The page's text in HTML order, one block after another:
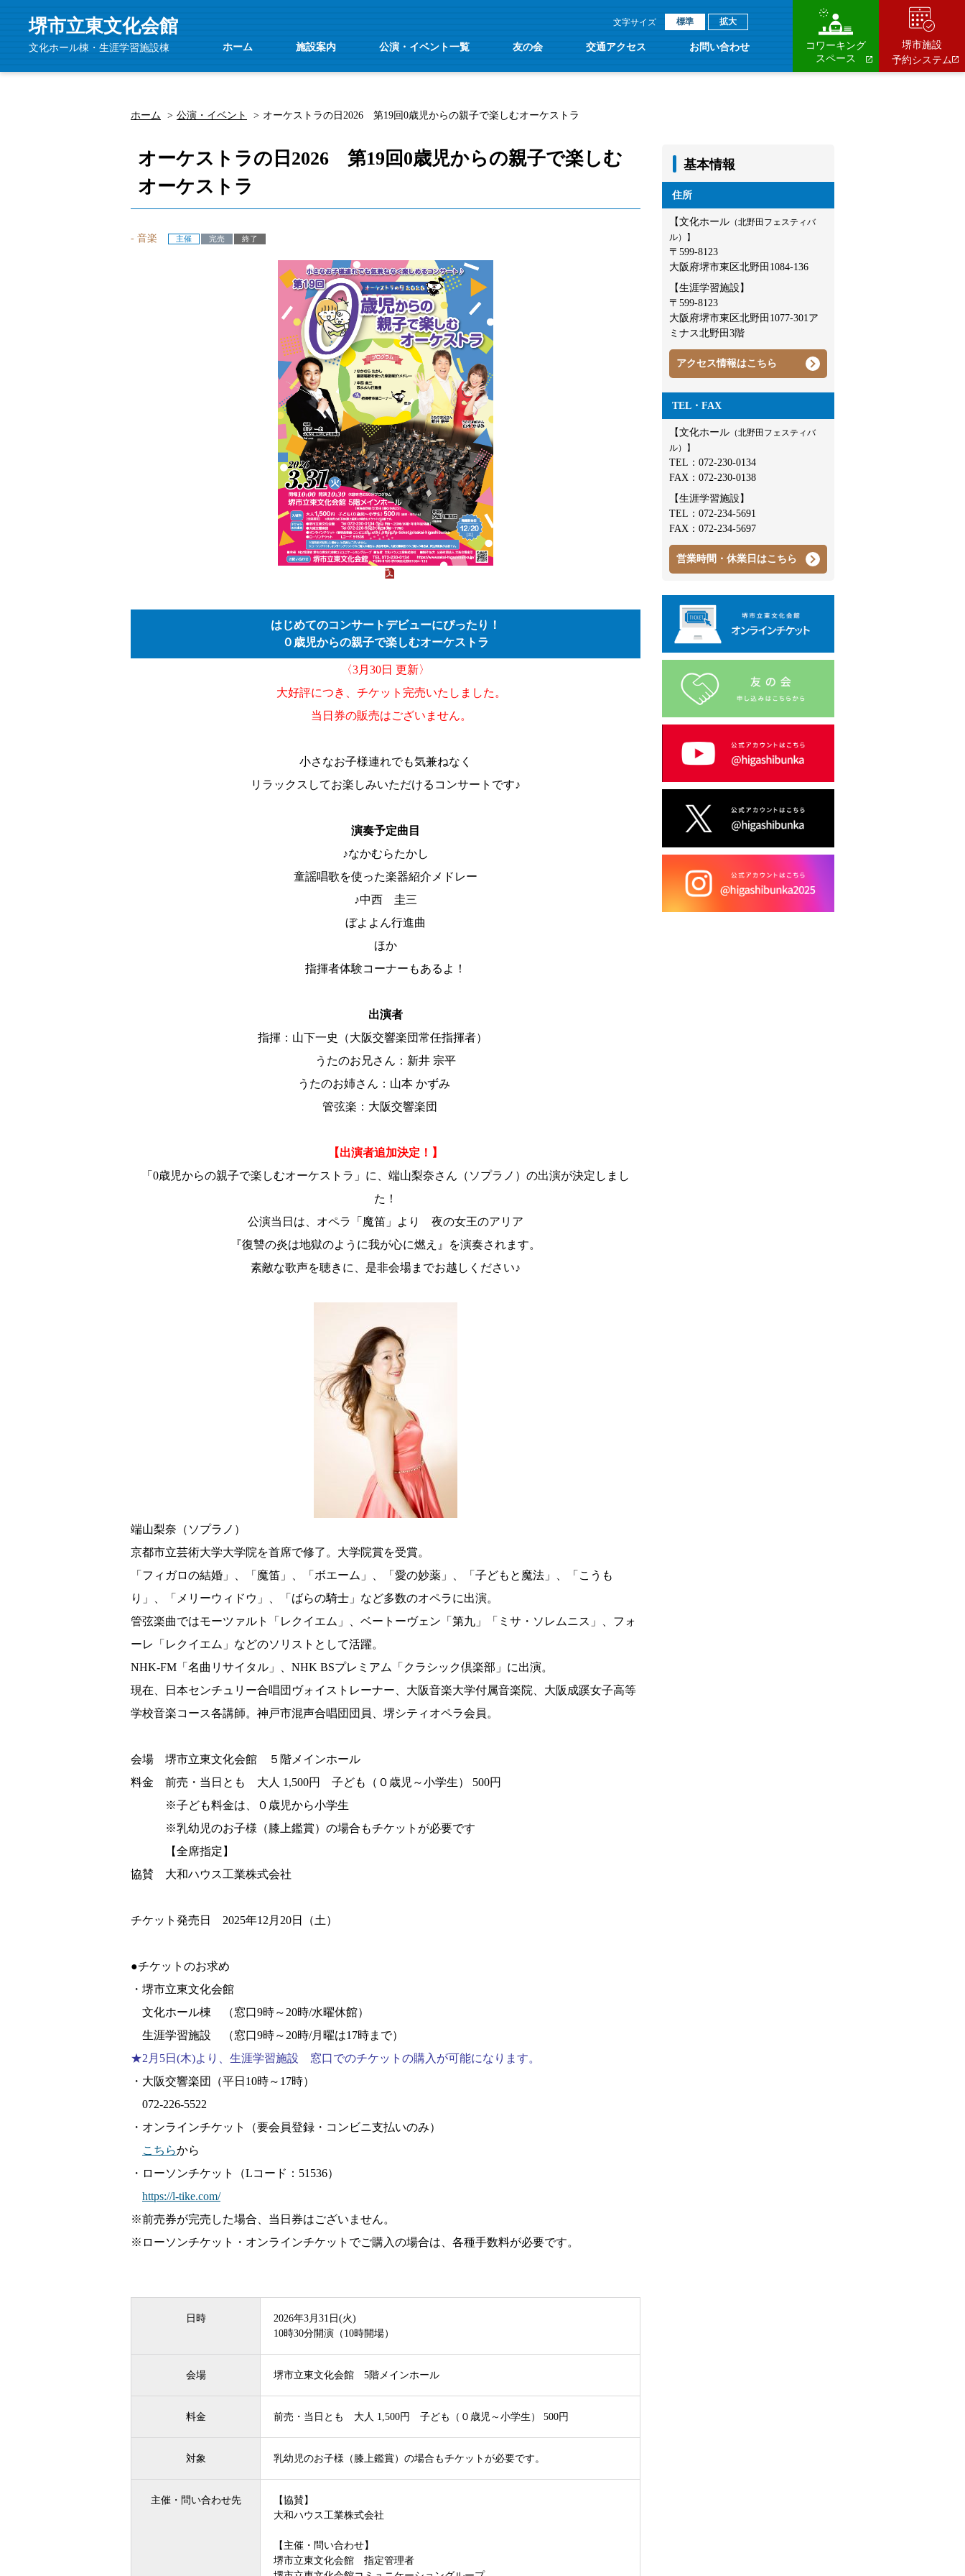
堺市立東文化会館
文化ホール棟・生涯学習施設棟 ホーム 施設案内 公演・イベント一覧 友の会 交通アクセス お問い合わせ
コワーキング
スペース
堺市施設
予約システム
文字サイズ 標準 拡大
ホーム 公演・イベント オーケストラの日2026 第19回0歳児からの親子で楽しむオーケストラ
オーケストラの日2026 第19回0歳児からの親子で楽しむ
オーケストラ
- 音楽 主催 完売 終了
はじめてのコンサートデビューにぴったり！
０歳児からの親子で楽しむオーケストラ
〈3月30日 更新〉
大好評につき、チケット完売いたしました。
当日券の販売はございません。
小さなお子様連れでも気兼ねなく
リラックスしてお楽しみいただけるコンサートです♪
演奏予定曲目
♪なかむらたかし
童謡唱歌を使った楽器紹介メドレー
♪中西 圭三
ぼよよん行進曲
ほか
指揮者体験コーナーもあるよ！
出演者
指揮：山下一史（大阪交響楽団常任指揮者）
うたのお兄さん：新井 宗平
うたのお姉さん：山本 かずみ
管弦楽：大阪交響楽団
【出演者追加決定！】
「0歳児からの親子で楽しむオーケストラ」に、端山梨奈さん（ソプラノ）の出演が決定しまし
た！
公演当日は、オペラ「魔笛」より 夜の女王のアリア
『復讐の炎は地獄のように我が心に燃え』を演奏されます。
素敵な歌声を聴きに、是非会場までお越しください♪
端山梨奈（ソプラノ）
京都市立芸術大学大学院を首席で修了。大学院賞を受賞。
「フィガロの結婚」、「魔笛」、「ボエーム」、「愛の妙薬」、「子どもと魔法」、「こうも
り」、「メリーウィドウ」、「ばらの騎士」など多数のオペラに出演。
管弦楽曲ではモーツァルト「レクイエム」、ベートーヴェン「第九」「ミサ・ソレムニス」、フォ
ーレ「レクイエム」などのソリストとして活躍。
NHK-FM「名曲リサイタル」、NHK BSプレミアム「クラシック倶楽部」に出演。
現在、日本センチュリー合唱団ヴォイストレーナー、大阪音楽大学付属音楽院、大阪成蹊女子高等
学校音楽コース各講師。神戸市混声合唱団団員、堺シティオペラ会員。
会場 堺市立東文化会館 ５階メインホール
料金 前売・当日とも 大人 1,500円 子ども（０歳児～小学生） 500円
※子ども料金は、０歳児から小学生
※乳幼児のお子様（膝上鑑賞）の場合もチケットが必要です
【全席指定】
協賛 大和ハウス工業株式会社
チケット発売日 2025年12月20日（土）
●チケットのお求め
・堺市立東文化会館
文化ホール棟 （窓口9時～20時/水曜休館）
生涯学習施設 （窓口9時～20時/月曜は17時まで）
★2月5日(木)より、生涯学習施設 窓口でのチケットの購入が可能になります。
・大阪交響楽団（平日10時～17時）
072-226-5522
・オンラインチケット（要会員登録・コンビニ支払いのみ）
こちらから
・ローソンチケット（Lコード：51536）
https://l-tike.com/
※前売券が完売した場合、当日券はございません。
※ローソンチケット・オンラインチケットでご購入の場合は、各種手数料が必要です。
日時
2026年3月31日(火)
10時30分開演（10時開場）
会場 堺市立東文化会館 5階メインホール
料金 前売・当日とも 大人 1,500円 子ども（０歳児～小学生） 500円
対象 乳幼児のお子様（膝上鑑賞）の場合もチケットが必要です。
主催・問い合わせ先
【協賛】
大和ハウス工業株式会社
【主催・問い合わせ】
堺市立東文化会館 指定管理者
基本情報
住所
【文化ホール （北野田フェスティバ
ル）】
〒599-8123
大阪府堺市東区北野田1084-136
【生涯学習施設】
〒599-8123
大阪府堺市東区北野田1077-301ア
ミナス北野田3階
アクセス情報はこちら
TEL・FAX
【文化ホール （北野田フェスティバ
ル）】
TEL： 072-230-0134
FAX：072-230-0138
【生涯学習施設】
TEL： 072-234-5691
FAX：072-234-5697
営業時間・休業日はこちら